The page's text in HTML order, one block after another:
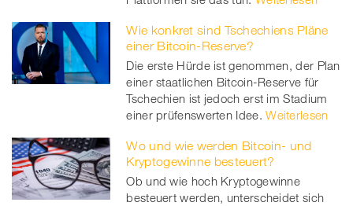
Wie konkret sind Tschechiens Pläne
einer Bitcoin-Reserve?
Die erste Hürde ist genommen, der Plan
einer staatlichen Bitcoin-Reserve für
Tschechien ist jedoch erst im Stadium
einer prüfenswerten Idee. Weiterlesen
Wo und wie werden Bitcoin- und
Kryptogewinne besteuert?
Ob und wie hoch Kryptogewinne
besteuert werden, unterscheidet sich